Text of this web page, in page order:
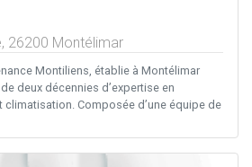
26200 Montélimar
Montiliens, établie à Montélimar
deux décennies d’expertise en
Composée d’une équipe de